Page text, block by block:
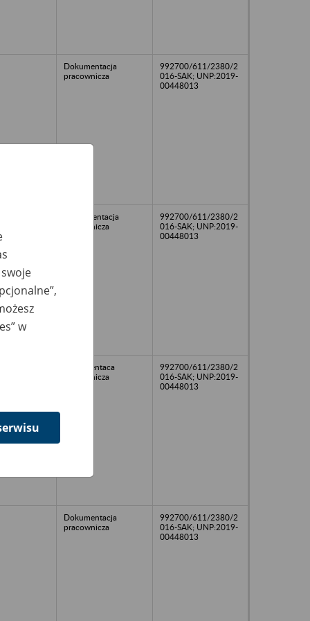
Dokumentacja
pracownicza
992700/611/2380/2
016-SAK; UNP:2019-
00448013
DOkumentacja
pracownicza
992700/611/2380/2
016-SAK; UNP:2019-
00448013
Dokumentaca
pracownicza
992700/611/2380/2
016-SAK; UNP:2019-
00448013
Dokumentacja
pracownicza
992700/611/2380/2
016-SAK; UNP:2019-
00448013
w